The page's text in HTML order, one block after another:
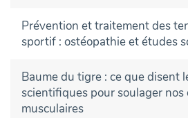
Prévention et traitement des
sportif : ostéopathie et études
Baume du tigre : ce que disent
scientifiques pour soulager nos
musculaires